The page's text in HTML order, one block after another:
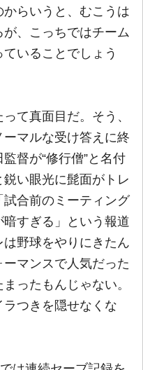
らいうと、むこうは
、こっちではチーム
いることでしょう
て真面目だ。そう、
マルな受け答えに終
督が“修行僧”と名付
い眼光に髭面がトレ
合前のミーティング
すぎる」という報道
野球をやりにきたん
マンスで人気だった
ったもんじゃない。
つきを隠せなくな